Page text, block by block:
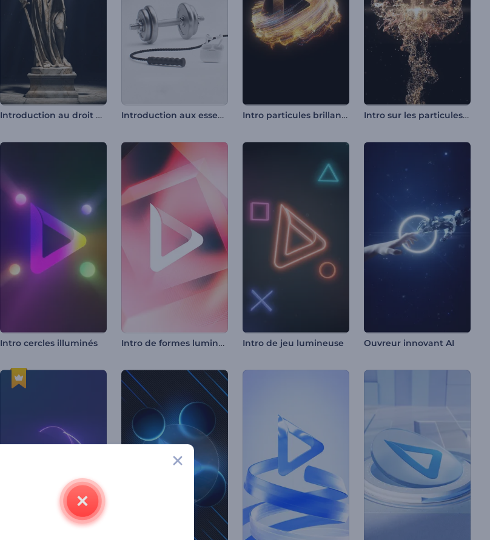
Introduction au droit et à la justice Introduction aux essentiels de la salle de sport Intro particules brillantes et tourbillonnantes Intro sur les particules d'or luxueuses
Intro cercles illuminés Intro de formes lumineuses Intro de jeu lumineuse Ouvreur innovant AI